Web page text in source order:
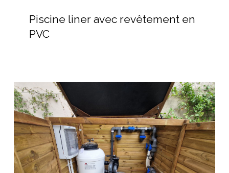
liner
avec
revêtement
Piscine liner avec revêtement en
PVC
Local
technique
en
bois
pour
piscine
béton